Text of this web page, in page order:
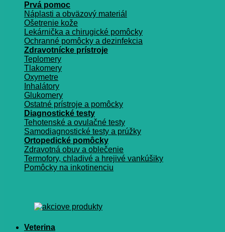
Prvá pomoc
Náplasti a obväzový materiál
Ošetrenie kože
Lekárnička a chirugické pomôcky
Ochranné pomôcky a dezinfekcia
Zdravotnícke prístroje
Teplomery
Tlakomery
Oxymetre
Inhalátory
Glukomery
Ostatné prístroje a pomôcky
Diagnostické testy
Tehotenské a ovulačné testy
Samodiagnostické testy a prúžky
Ortopedické pomôcky
Zdravotná obuv a oblečenie
Termofory, chladivé a hrejivé vankúšiky
Pomôcky na inkotinenciu
Veterina